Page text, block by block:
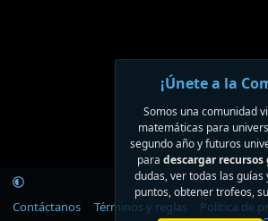
Contáctanos Términos y reglas Política de
¡Únete a la
Somos una comunidad
matemáticas para
segundo año y futuros
para descargar
dudas, ver todas las guías
puntos, obtener trofeos,